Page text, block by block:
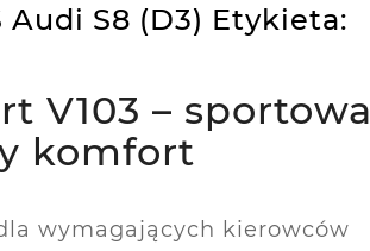
Audi S8 (D3) Etykieta:
V103 – sportowa
komfort
wymagających kierowców